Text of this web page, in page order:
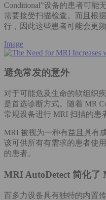
Conditional”设备的患者可能
需要接受扫描检查。而且根
行，因此这些患者可能会更
Image
避免常发的意外
对于可能危及生命的软组织
是首选诊断方式。随着 MR
常规设备进行 MRI 扫描的患
MRI 被视为一种有益且具有
该可供所有有需求的患者使
的患者。
MRI AutoDetect 简化了
百多力设备具有独特的内置